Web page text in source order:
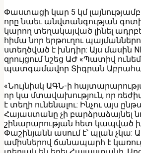
Փաստացի կար 5 կմ
որը նաեւ անվտանգության գոտի
կարող տեղակայված լինել
հիմա նոր երթուղու
ստեղծված է խնդիր: Այս մասին
զրույցում նշեց ԱԺ «Պատիվ
պատգամավոր Տիգրան
«Նույնիսկ ԱԳՆ-ի
որ կա մտավախություն, որ
է տեղի ունենալու: Ինչու այս
Հայաստանը չի բարձրաձայնել
շինարարության հետ կապված
Փաշինյանն ասում է՝ պլան չկա:
ամիսներով ճանապարհ է